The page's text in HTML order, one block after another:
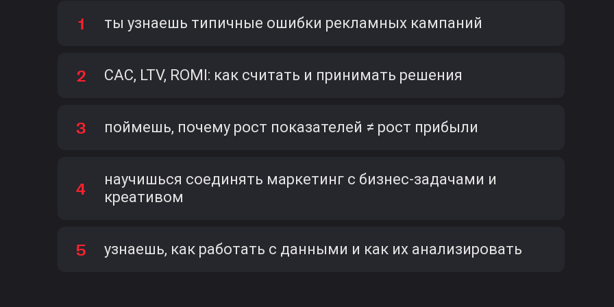
ты узнаешь типичные ошибки рекламных кампаний
CAC, LTV, ROMI: как считать и принимать решения
поймешь, почему рост показателей ≠ рост прибыли
научишься соединять маркетинг с бизнес-задачами и
креативом
узнаешь, как работать с данными и как их анализировать